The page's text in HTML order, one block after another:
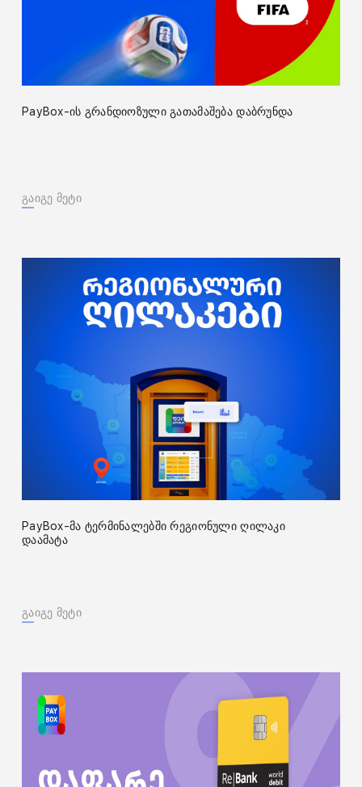
PayBox-ის გრანდიოზული გათამაშება დაბრუნდა
გაიგე მეტი
PayBox-მა ტერმინალებში რეგიონული ღილაკი
დაამატა
გაიგე მეტი